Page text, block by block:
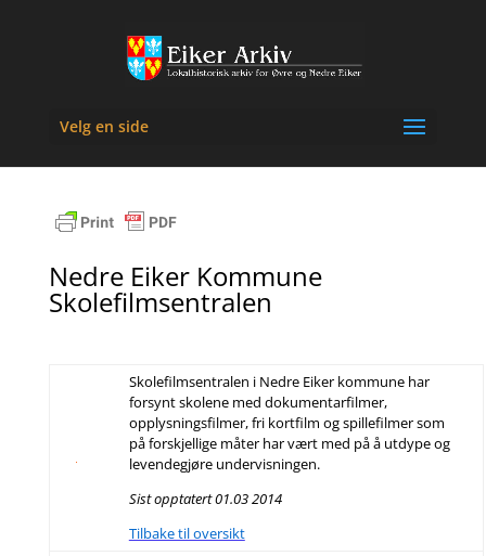
Velg en side
Nedre Eiker Kommune
Skolefilmsentralen
Skolefilmsentralen i Nedre Eiker kommune har
forsynt skolene med dokumentarfilmer,
opplysningsfilmer, fri kortfilm og spillefilmer som
på forskjellige måter har vært med på å utdype og
levendegjøre undervisningen.
Sist opptatert 01.03 2014
Tilbake til oversikt